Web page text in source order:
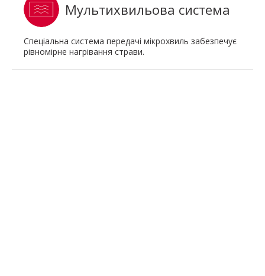
Мультихвильова система
Спеціальна система передачі мікрохвиль забезпечує
рівномірне нагрівання страви.